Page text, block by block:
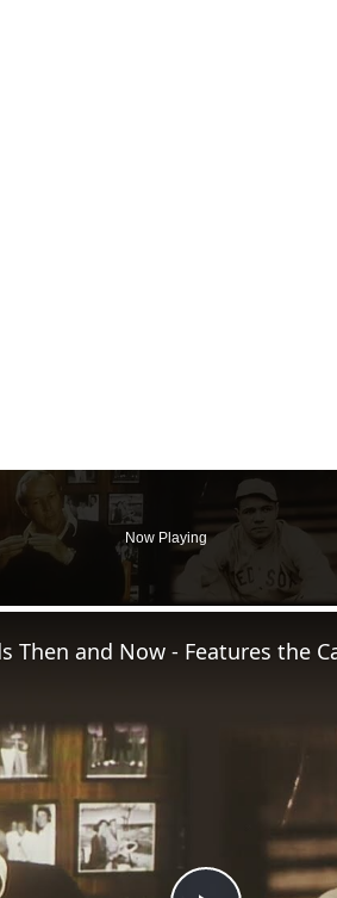
Now Playing